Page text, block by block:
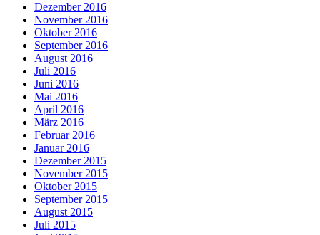
Dezember 2016
November 2016
Oktober 2016
September 2016
August 2016
Juli 2016
Juni 2016
Mai 2016
April 2016
März 2016
Februar 2016
Januar 2016
Dezember 2015
November 2015
Oktober 2015
September 2015
August 2015
Juli 2015